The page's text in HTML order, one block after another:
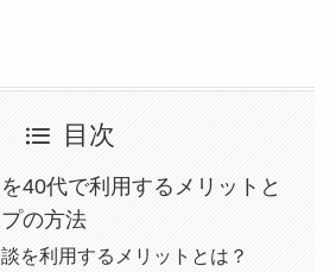
目次
40代で利用するメリットと
の方法
を利用するメリットとは？